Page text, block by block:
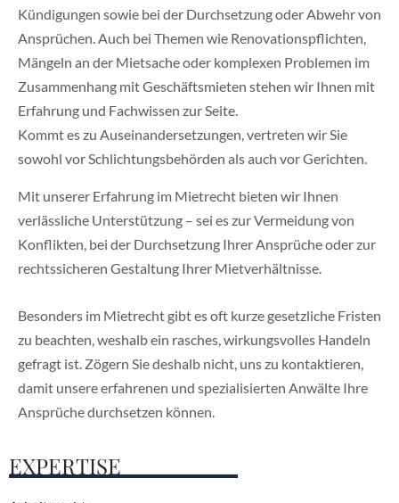
Kündigungen sowie bei der Durchsetzung oder Abwehr von
Ansprüchen. Auch bei Themen wie Renovationspflichten,
Mängeln an der Mietsache oder komplexen Problemen im
Zusammenhang mit Geschäftsmieten stehen wir Ihnen mit
Erfahrung und Fachwissen zur Seite.
Kommt es zu Auseinandersetzungen, vertreten wir Sie
sowohl vor Schlichtungsbehörden als auch vor Gerichten.
Mit unserer Erfahrung im Mietrecht bieten wir Ihnen
verlässliche Unterstützung – sei es zur Vermeidung von
Konflikten, bei der Durchsetzung Ihrer Ansprüche oder zur
rechtssicheren Gestaltung Ihrer Mietverhältnisse.
Besonders im Mietrecht gibt es oft kurze gesetzliche Fristen
zu beachten, weshalb ein rasches, wirkungsvolles Handeln
gefragt ist. Zögern Sie deshalb nicht, uns zu kontaktieren,
damit unsere erfahrenen und spezialisierten Anwälte Ihre
Ansprüche durchsetzen können.
EXPERTISE